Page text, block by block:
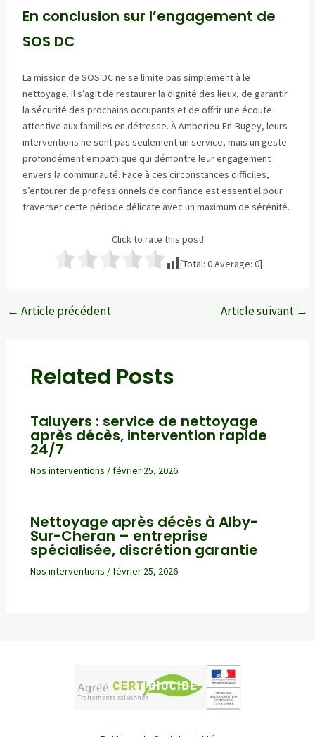
En conclusion sur l’engagement de
SOS DC
La mission de SOS DC ne se limite pas simplement à le
nettoyage. Il s’agit de restaurer la dignité des lieux, de garantir
la sécurité des prochains occupants et de offrir une écoute
attentive aux familles en détresse. À Amberieu-En-Bugey, leurs
interventions ne sont pas seulement un service, mais un geste
profondément empathique qui démontre leur engagement
envers la communauté. Face à ces circonstances difficiles,
s’entourer de professionnels de confiance est essentiel pour
traverser cette période délicate avec un maximum de sérénité.
Click to rate this post!
[Total: 0Average: 0]
Navigation
← Article précédent Article suivant →
Related Posts
Taluyers : service de nettoyage
après décès, intervention rapide
24/7
Nos interventions /février 25, 2026
Nettoyage après décès à Alby-
Sur-Cheran – entreprise
spécialisée, discrétion garantie
Nos interventions /février 25, 2026